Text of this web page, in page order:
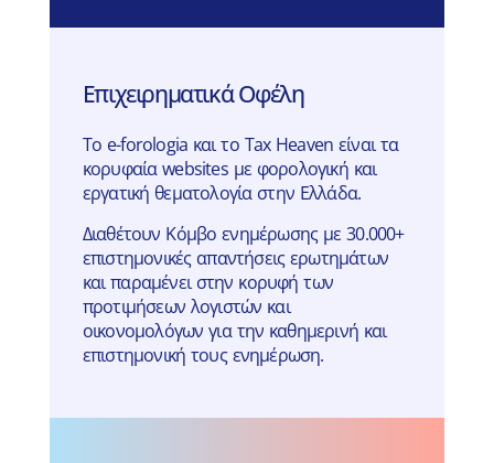
Επιχειρηματικά Οφέλη
Το e-forologia και το Tax Heaven είναι τα
κορυφαία websites με φορολογική και
εργατική θεματολογία στην Ελλάδα.
Διαθέτουν Κόμβο ενημέρωσης με 30.000+
επιστημονικές απαντήσεις ερωτημάτων
και παραμένει στην κορυφή των
προτιμήσεων λογιστών και
οικονομολόγων για την καθημερινή και
επιστημονική τους ενημέρωση.